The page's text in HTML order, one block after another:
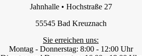
Jahnhalle • Hochstraße 27
55545 Bad Kreuznach
Sie erreichen uns:
Montag - Donnerstag: 8:00 - 12:00 Uhr